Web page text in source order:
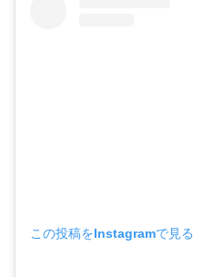
この投稿をInstagramで見る